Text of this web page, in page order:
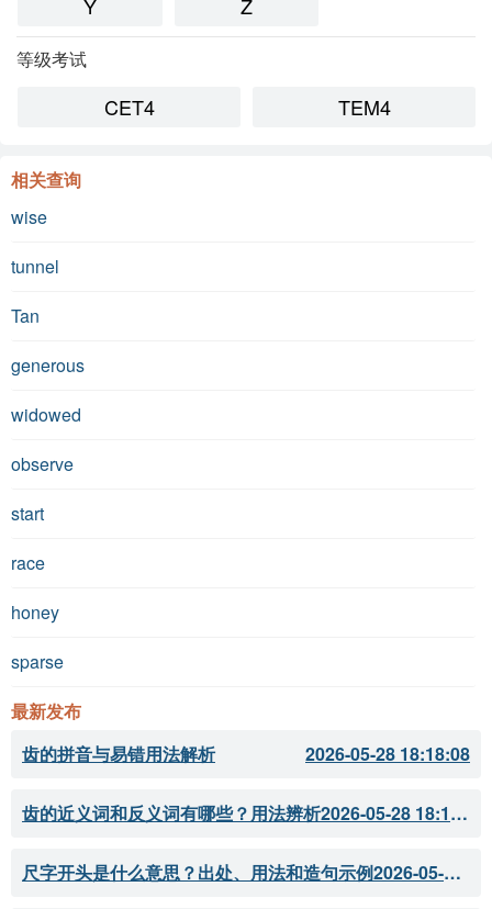
等级考试
CET4 TEM4
相关查询
wise
tunnel
Tan
generous
widowed
observe
start
race
honey
sparse
最新发布
齿的拼音与易错用法解析
2026-05-28 18:18:08
齿的近义词和反义词有哪些？用法辨析 2026-05-28 18:18:07
尺字开头是什么意思？出处、用法和造句示例 2026-05-28 18:18:05